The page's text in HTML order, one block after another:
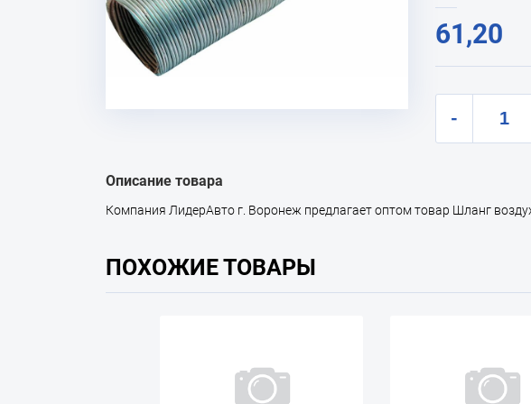
61,20
-
Описание товара
Компания ЛидерАвто г. Воронеж предлагает оптом товар Шланг
ПОХОЖИЕ ТОВАРЫ